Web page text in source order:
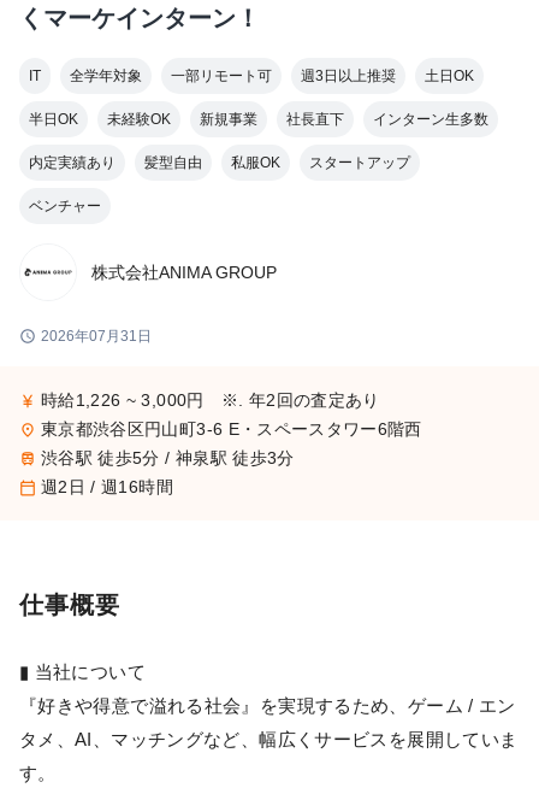
くマーケインターン！
IT 全学年対象 一部リモート可 週3日以上推奨 土日OK
半日OK 未経験OK 新規事業 社長直下 インターン生多数
内定実績あり 髪型自由 私服OK スタートアップ
ベンチャー
株式会社ANIMA GROUP
schedule 2026年07月31日
currency_yen 時給1,226 ~ 3,000円 ※. 年2回の査定あり
place 東京都渋谷区円山町3-6 E・スペースタワー6階西
train 渋谷駅 徒歩5分 / 神泉駅 徒歩3分
calendar_today 週2日 / 週16時間
仕事概要
▮ 当社について
『好きや得意で溢れる社会』を実現するため、ゲーム / エン
タメ、AI、マッチングなど、幅広くサービスを展開していま
す。